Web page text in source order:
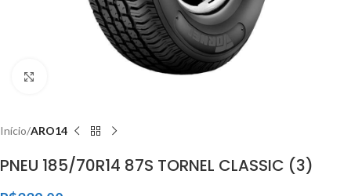
Início ARO14
PNEU 185/70R14 87S TORNEL CLASSIC (3)